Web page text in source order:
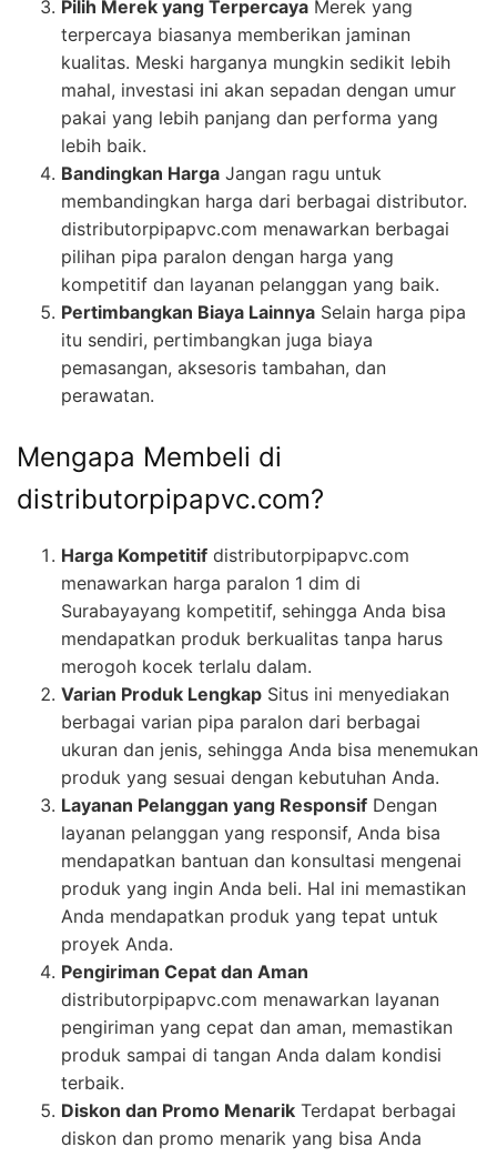
Pilih Merek yang Terpercaya Merek yang
terpercaya biasanya memberikan jaminan
kualitas. Meski harganya mungkin sedikit lebih
mahal, investasi ini akan sepadan dengan umur
pakai yang lebih panjang dan performa yang
lebih baik.
Bandingkan Harga Jangan ragu untuk
membandingkan harga dari berbagai distributor.
distributorpipapvc.com menawarkan berbagai
pilihan pipa paralon dengan harga yang
kompetitif dan layanan pelanggan yang baik.
Pertimbangkan Biaya Lainnya Selain harga pipa
itu sendiri, pertimbangkan juga biaya
pemasangan, aksesoris tambahan, dan
perawatan.
Mengapa Membeli di
distributorpipapvc.com?
Harga Kompetitif distributorpipapvc.com
menawarkan harga paralon 1 dim di
Surabayayang kompetitif, sehingga Anda bisa
mendapatkan produk berkualitas tanpa harus
merogoh kocek terlalu dalam.
Varian Produk Lengkap Situs ini menyediakan
berbagai varian pipa paralon dari berbagai
ukuran dan jenis, sehingga Anda bisa menemukan
produk yang sesuai dengan kebutuhan Anda.
Layanan Pelanggan yang Responsif Dengan
layanan pelanggan yang responsif, Anda bisa
mendapatkan bantuan dan konsultasi mengenai
produk yang ingin Anda beli. Hal ini memastikan
Anda mendapatkan produk yang tepat untuk
proyek Anda.
Pengiriman Cepat dan Aman
distributorpipapvc.com menawarkan layanan
pengiriman yang cepat dan aman, memastikan
produk sampai di tangan Anda dalam kondisi
terbaik.
Diskon dan Promo Menarik Terdapat berbagai
diskon dan promo menarik yang bisa Anda